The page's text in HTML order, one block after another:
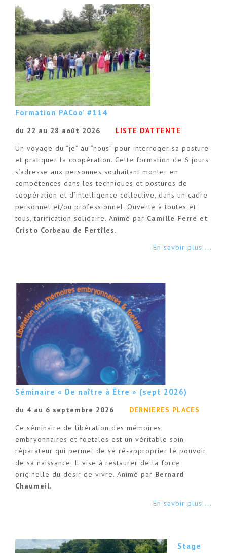
Formation PACoo’ #114
du 22 au 28 août 2026
LISTE D’ATTENTE
Un voyage du “je” au “nous” pour interroger sa posture
et pratiquer la coopération. Cette formation de 6 jours
s’adresse aux personnes souhaitant monter en
compétences dans les techniques et postures de
coopération et d’intelligence collective, dans un cadre
personnel et/ou professionnel. Ouverte à toutes et
tous, tarification solidaire. Animé par Camille Ferré et
Cristo Corbeau de Fertîles.
En savoir plus ...
Séminaire « De naître à Être » (sept 2026)
du 4 au 6 septembre 2026
DERNIERES PLACES
Ce séminaire de libération des mémoires
embryonnaires et foetales est un véritable soin
réparateur qui permet de se ré-approprier le pouvoir
de sa naissance. Il vise à restaurer de la force
originelle du désir de vivre. Animé par Bernard
Chaumeil.
En savoir plus ...
Stage